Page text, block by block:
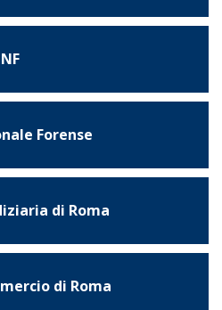
Forense
di Roma
di Roma